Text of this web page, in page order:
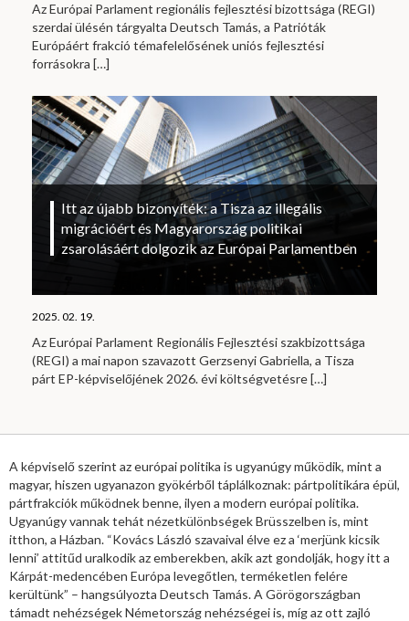
Az Európai Parlament regionális fejlesztési bizottsága (REGI)
szerdai ülésén tárgyalta Deutsch Tamás, a Patrióták
Európáért frakció témafelelősének uniós fejlesztési
forrásokra […]
Itt az újabb bizonyíték: a Tisza az illegális
migrációért és Magyarország politikai
zsarolásáért dolgozik az Európai Parlamentben
2025. 02. 19.
Az Európai Parlament Regionális Fejlesztési szakbizottsága
(REGI) a mai napon szavazott Gerzsenyi Gabriella, a Tisza
párt EP-képviselőjének 2026. évi költségvetésre[…]
A képviselő szerint az európai politika is ugyanúgy működik, mint a
magyar, hiszen ugyanazon gyökérből táplálkoznak: pártpolitikára épül,
pártfrakciók működnek benne, ilyen a modern európai politika.
Ugyanúgy vannak tehát nézetkülönbségek Brüsszelben is, mint
itthon, a Házban. “Kovács László szavaival élve ez a ‘merjünk kicsik
lenni’ attitűd uralkodik az emberekben, akik azt gondolják, hogy itt a
Kárpát-medencében Európa levegőtlen, terméketlen felére
kerültünk” – hangsúlyozta Deutsch Tamás. A Görögországban
támadt nehézségek Németország nehézségei is, míg az ott zajló